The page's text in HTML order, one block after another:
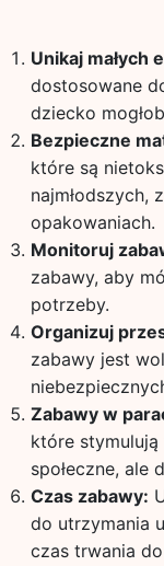
Unikaj małych
dostosowane
dziecko
Bezpieczne
które są
najmłodszych,
opakowaniach.
Monitoruj
zabawy, aby
potrzeby.
Organizuj
zabawy jest
Zabawy w
które stymulują
społeczne, ale
Czas zabawy:
do utrzymania
czas trwania